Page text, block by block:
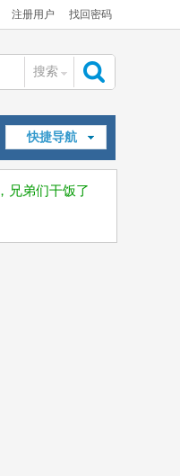
注册用户 找回密码
搜索
索
快捷导航
兄弟们干饭了